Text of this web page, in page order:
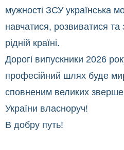
мужності ЗСУ українська
навчатися, розвиватися
рідній країні.
Дорогі випускники 2026
професійний шлях буде
сповненим великих
України власноруч!
В добру путь!